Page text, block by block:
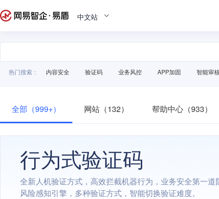
中文站
热门搜索： 内容安全 验证码 业务风控 APP加固 智能审
全部（999+） 网站（132） 帮助中心（933）
行为式验证码
全新人机验证方式，高效拦截机器行为，业务安全第一道
风险感知引擎，多种验证方式，智能切换验证难度。